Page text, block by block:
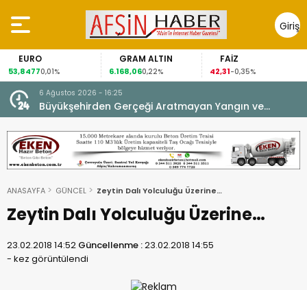
Giriş
Yap
GRAM ALTIN
6.168,06 0,22%
FAİZ
42,31 88,60
6 Ağustos 2026 - 16:25
Büyükşehirden Gerçeği Aratmayan Yangın ve
Kurtarma Tatbikatı.
ANASAYFA GÜNCEL Zeytin Dalı Yolculuğu Üzerine…
Zeytin Dalı Yolculuğu Üzerine…
23.02.2018 14:52 Güncellenme :23.02.2018 14:55
- kez görüntülendi